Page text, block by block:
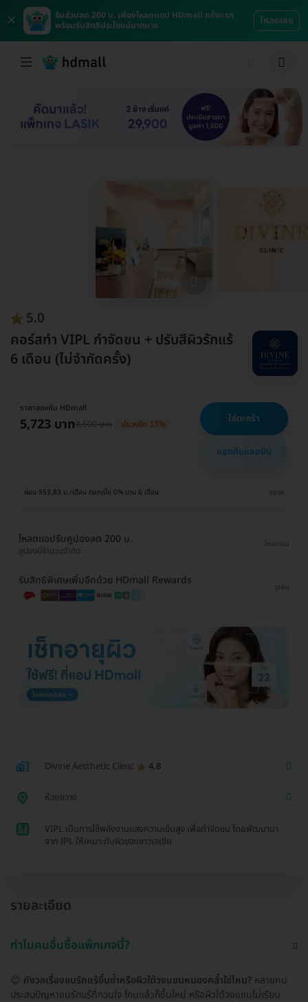
×
รับส่วนลด 200 บ. เพียงโหลดแอป HDmall ครั้งแรก
พร้อมรับสิทธิประโยชน์มากมาย
โหลดเลย
5.0
คอร์สทำ VIPL กำจัดขน + ปรับสีผิวรักแร้
6 เดือน (ไม่จำกัดครั้ง)
ราคาจองกับ HDmall
5,723 บาท8,500 บาท ประหยัด 33% ใส่ตะกร้า
แชทกับแอดมิน
ผ่อน 953.83 บ./เดือน ดอกเบี้ย 0% นาน 6 เดือน ขยาย
โหลดแอปรับคูปองลด 200 บ.
คูปองมีจำนวนจำกัด
โหลดเลย
รับสิทธิพิเศษเพิ่มอีกด้วย HDmall Rewards
ดูเพิ่ม
Divine Aesthetic Clinic 4.8
ห้วยขวาง
1
VIPL เป็นการใช้พลังงานแสงความเข้มสูง เพื่อกำจัดขน โดยพัฒนามา
จาก IPL ให้เหมาะกับผิวของชาวเอเชีย
รายละเอียด
ทำไมคนอื่นซื้อแพ็กเกจนี้?
😊 กังวลเรื่องขนรักแร้ขึ้นซ้ำหรือผิวใต้วงแขนหมองคล้ำใช่ไหม? หลายคน
ประสบปัญหาขนรักแร้ที่กวนใจ โกนแล้วก็ขึ้นใหม่ หรือผิวใต้วงแขนไม่เรียบ